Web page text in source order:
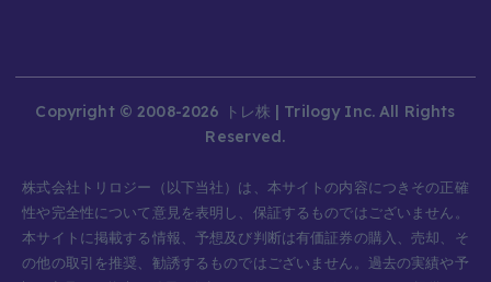
Copyright © 2008-2026 トレ株 | Trilogy Inc. All Rights
Reserved.
株式会社トリロジー（以下当社）は、本サイトの内容につきその正確
性や完全性について意見を表明し、保証するものではございません。
本サイトに掲載する情報、予想及び判断は有価証券の購入、売却、そ
の他の取引を推奨、勧誘するものではございません。過去の実績や予